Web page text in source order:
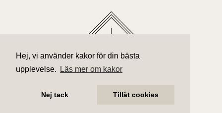
Hej, vi använder kakor för din bästa
upplevelse.
Läs mer om kakor
Nej tack Tillåt cookies
Alla rättigheter är reserverade och tillhör © 2023 Alicia Edelman |